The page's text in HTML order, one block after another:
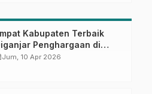
Kabupaten Terbaik
Penghargaan di
Sulbar 2027
Jum, 10 Apr 2026